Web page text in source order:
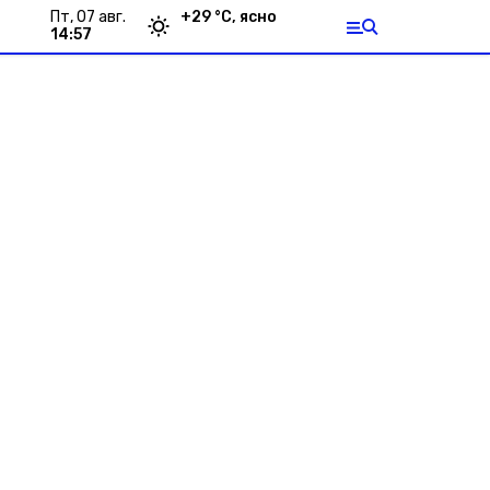
пт, 07 авг.
14:57
+29 °С, ясно